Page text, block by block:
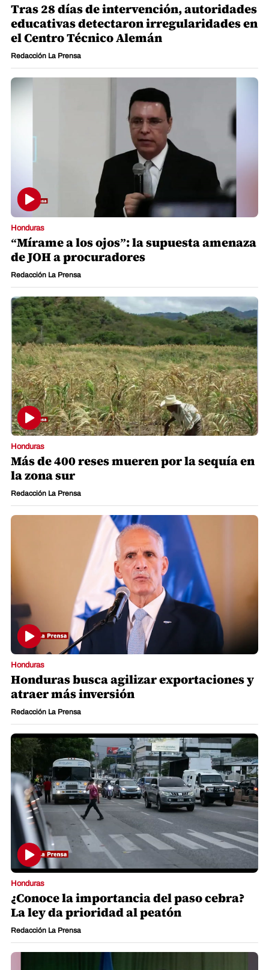
Tras 28 días de intervención, autoridades
educativas detectaron irregularidades en
el Centro Técnico Alemán
Redacción La Prensa
Honduras
“Mírame a los ojos”: la supuesta amenaza
de JOH a procuradores
Redacción La Prensa
Honduras
Más de 400 reses mueren por la sequía en
la zona sur
Redacción La Prensa
Honduras
Honduras busca agilizar exportaciones y
atraer más inversión
Redacción La Prensa
Honduras
¿Conoce la importancia del paso cebra?
La ley da prioridad al peatón
Redacción La Prensa